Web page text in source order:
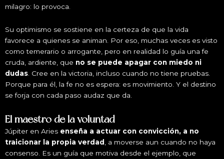
milagro: lo provoca.
Su optimismo se sostiene en la certeza de que la vida
favorece a quienes se animan. Por eso, muchas veces es visto
como temerario o arrogante, pero en realidad lo guía una fe
cruda, ardiente, que no se puede apagar con miedo ni
dudas . Cree en la victoria, incluso cuando no tiene pruebas.
Porque para él, la fe no es espera: es movimiento. Y el destino
se forja con cada paso audaz que da.
El maestro de la voluntad
Júpiter en Aries enseña a actuar con convicción, a no
traicionar la propia verdad , a moverse aun cuando no haya
consenso. Es un guía que motiva desde el ejemplo, que